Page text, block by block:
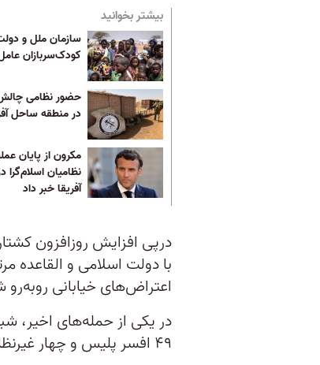
بیشتر بخوانید
سازمان ملل و
کودک‌سربازان
حضور نظامی چالش
در منطقه ساحل
مکرون از پایان
نظامیان
آفریقا خبر داد
درپی افزایش روزافزون
با دولت اسلامی و القاعده
اعتراض‌های خیابانی
در یکی از حمله‌های اخیر،
۴۹ افسر پلیس و چهار غیرنظامی را کشتند.